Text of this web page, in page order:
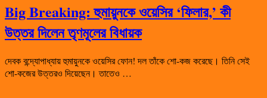
Big Breaking: হুমায়ুনকে ওয়েসির ‘ফিলার,’ কী
উত্তর দিলেন তৃণমূলের বিধায়ক
দেবক বন্দ্যোপাধ্যায় হুমায়ুনকে ওয়েসির ফোন! দল তাঁকে শো-কজ করেছে। তিনি সেই
শো-কজের উত্তরও দিয়েছেন। তাতেও …